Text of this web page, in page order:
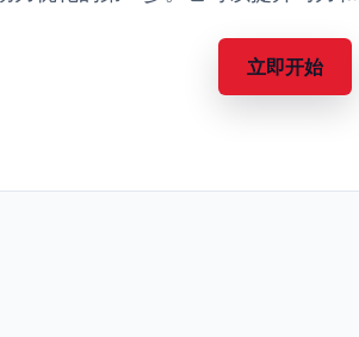
立即开始